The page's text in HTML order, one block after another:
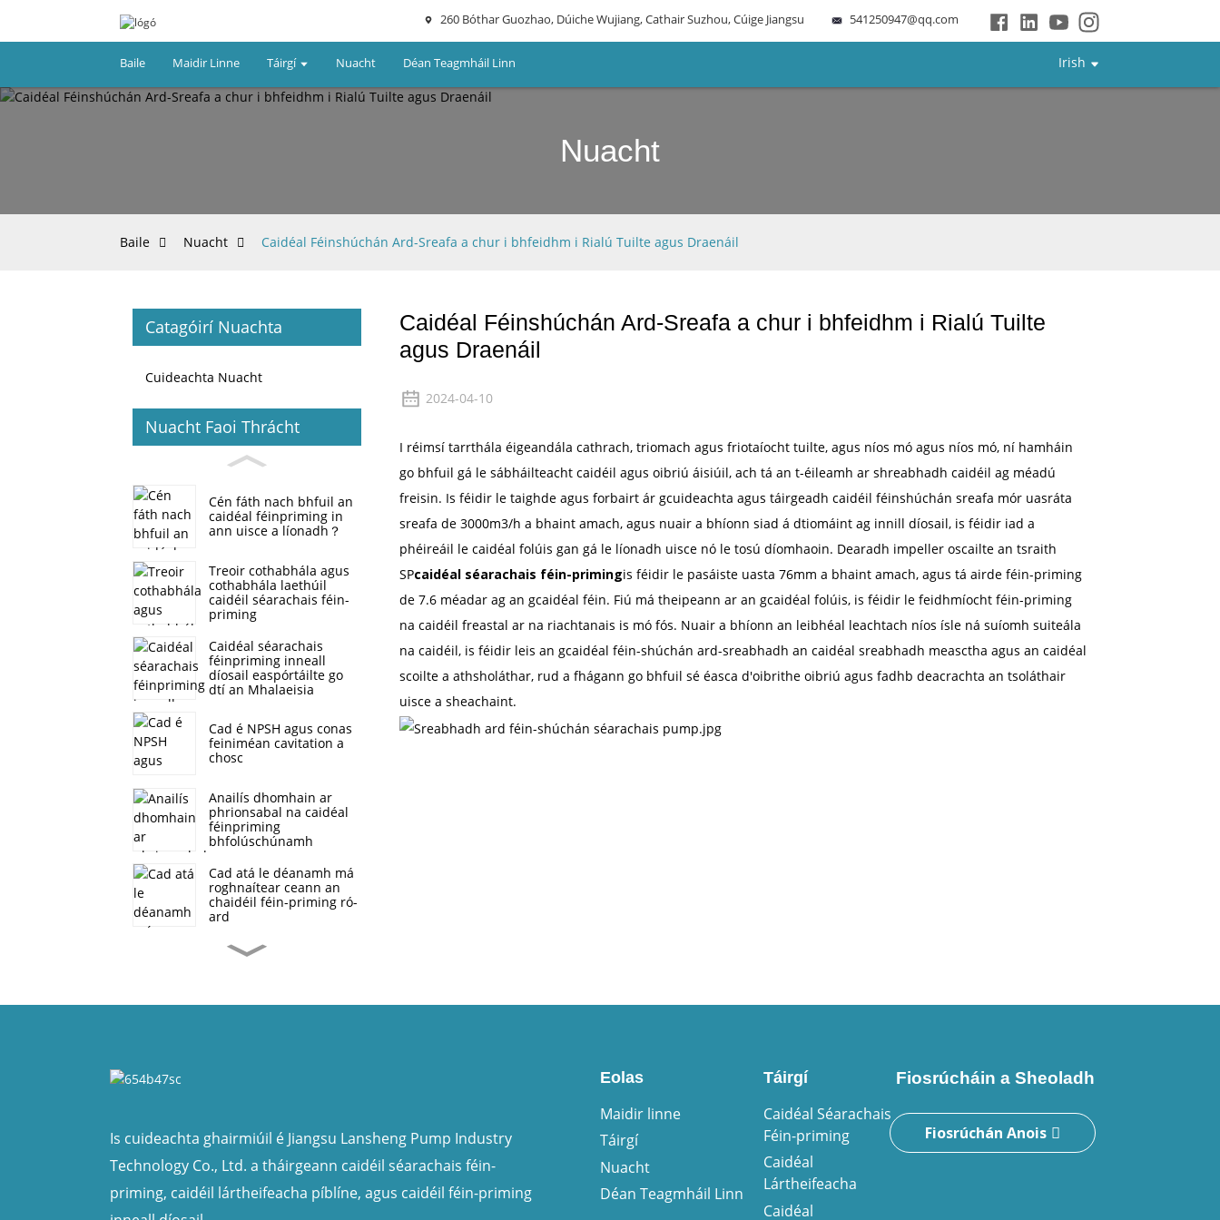
260 Bóthar Guozhao, Dúiche Wujiang, Cathair Suzhou, Cúige Jiangsu 541250947@qq.com
Baile Maidir Linne Táirgí Nuacht Déan Teagmháil Linn Irish
Nuacht
Baile Nuacht Caidéal Féinshúchán Ard-Sreafa a chur i bhfeidhm i Rialú Tuilte agus Draenáil
Catagóirí Nuachta
Cuideachta Nuacht
Nuacht Faoi Thrácht
Cén fáth nach bhfuil an
caidéal féinpriming in
ann uisce a líonadh？
Treoir cothabhála agus
cothabhála laethúil
caidéil séarachais féin-
priming
Caidéal séarachais
féinpriming inneall
díosail easpórtáilte go
dtí an Mhalaeisia
Cad é NPSH agus conas
feiniméan cavitation a
chosc
Anailís dhomhain ar
phrionsabal na caidéal
féinpriming
bhfolúschúnamh
Cad atá le déanamh má
roghnaítear ceann an
chaidéil féin-priming ró-
ard
Caidéal Féinshúchán
gcomparáid le caidéil
Cineálacha cúpláin
caidéil féinpriming
Caidéal Féinshúchán Ard-Sreafa a chur i bhfeidhm i Rialú Tuilte
agus Draenáil
2024-04-10
I réimsí tarrthála éigeandála cathrach, triomach agus friotaíocht tuilte, agus níos mó agus níos mó, ní hamháin
go bhfuil gá le sábháilteacht caidéil agus oibriú áisiúil, ach tá an t-éileamh ar shreabhadh caidéil ag méadú
freisin. Is féidir le taighde agus forbairt ár gcuideachta agus táirgeadh caidéil féinshúchán sreafa mór uasráta
sreafa de 3000m3/h a bhaint amach, agus nuair a bhíonn siad á dtiomáint ag innill díosail, is féidir iad a
phéireáil le caidéal folúis gan gá le líonadh uisce nó le tosú díomhaoin. Dearadh impeller oscailte an tsraith
SPcaidéal séarachais féin-primingis féidir le pasáiste uasta 76mm a bhaint amach, agus tá airde féin-priming
de 7.6 méadar ag an gcaidéal féin. Fiú má theipeann ar an gcaidéal folúis, is féidir le feidhmíocht féin-priming
na caidéil freastal ar na riachtanais is mó fós. Nuair a bhíonn an leibhéal leachtach níos ísle ná suíomh suiteála
na caidéil, is féidir leis an gcaidéal féin-shúchán ard-sreabhadh an caidéal sreabhadh measctha agus an caidéal
scoilte a athsholáthar, rud a fhágann go bhfuil sé éasca d'oibrithe oibriú agus fadhb deacrachta an tsoláthair
uisce a sheachaint.
Is cuideachta ghairmiúil é Jiangsu Lansheng Pump Industry
Technology Co., Ltd. a tháirgeann caidéil séarachais féin-
priming, caidéil lártheifeacha píblíne, agus caidéil féin-priming
Eolas
Maidir linne
Táirgí
Nuacht
Déan Teagmháil Linn
Táirgí
Caidéal Séarachais
Féin-priming
Caidéal
Lártheifeacha
Caidéal
Fiosrúcháin a Sheoladh
Fiosrúchán Anois